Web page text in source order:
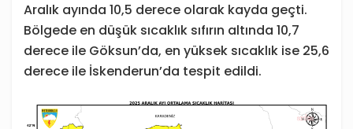
Aralık ayında 10,5 derece olarak kayda geçti.
Bölgede en düşük sıcaklık sıfırın altında 10,7
derece ile Göksun’da, en yüksek sıcaklık ise 25,6
derece ile İskenderun’da tespit edildi.